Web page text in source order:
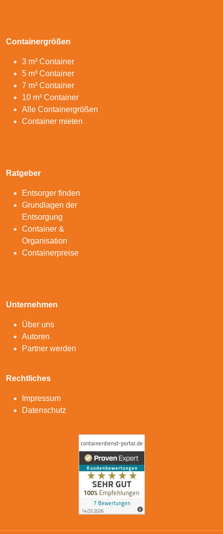
Containergrößen
3 m³ Container
5 m³ Container
7 m³ Container
10 m³ Container
Alle Containergrößen
Container mieten
Ratgeber
Entsorger finden
Grundlagen der
Entsorgung
Container &
Organisation
Containerpreise
Unternehmen
Über uns
Autoren
Partner werden
Rechtliches
Impressum
Datenschutz